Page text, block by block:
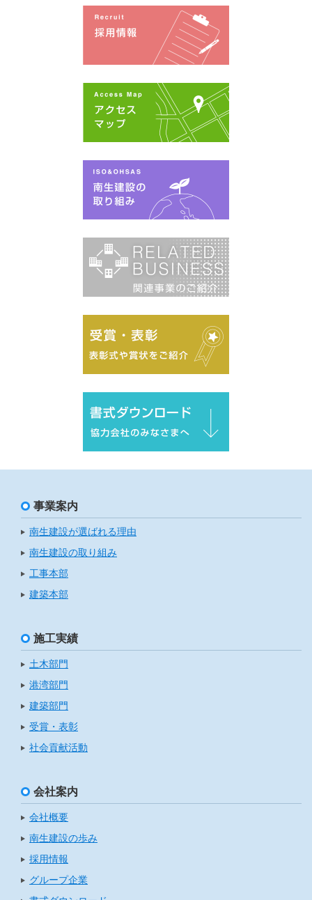
事業案内
南生建設が選ばれる理由
南生建設の取り組み
工事本部
建築本部
施工実績
土木部門
港湾部門
建築部門
受賞・表彰
社会貢献活動
会社案内
会社概要
南生建設の歩み
採用情報
グループ企業